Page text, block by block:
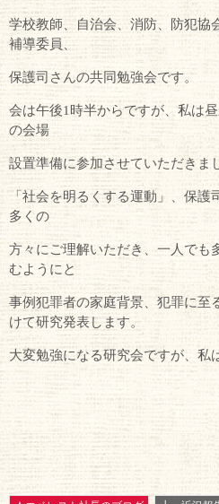
学校教師、自治会、消防、防犯協
補導委員、
保護司さんの共同勉強会です。
会は午後1時半からですが、私は
の会場
設置準備に参加させていただきま
「社会を明るくする運動」、保護
多くの
方々にご理解いただき、一人でも
むようにと
事例犯罪者の家庭背景、犯罪に至
けて研究発表します。
大変勉強になる研究会ですが、私